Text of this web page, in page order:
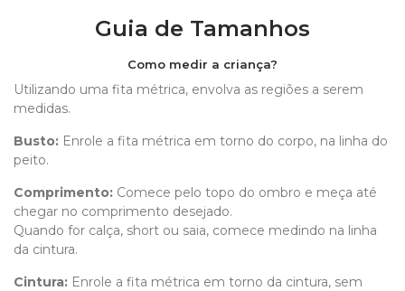
Guia de Tamanhos
Como medir a criança?
Utilizando uma fita métrica, envolva as regiões a serem
medidas.
Busto: Enrole a fita métrica em torno do corpo, na linha do
peito.
Comprimento: Comece pelo topo do ombro e meça até
chegar no comprimento desejado.
Quando for calça, short ou saia, comece medindo na linha
da cintura.
Cintura: Enrole a fita métrica em torno da cintura, sem